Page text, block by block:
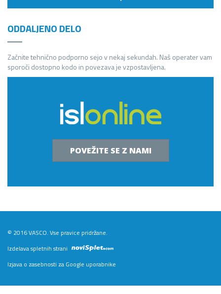
ODDALJENO DELO
Začnite tehnično podporno sejo v nekaj sekundah. Naš operater vam
sporoči dostopno kodo in povezava je vzpostavljena.
POVEŽITE SE Z NAMI
© 2016 VASCO. Vse pravice pridržane.
Izdelava spletnih strani
Izjava o zasebnosti za Google uporabnike